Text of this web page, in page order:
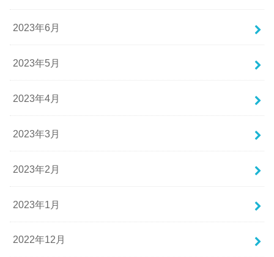
2023年6月
2023年5月
2023年4月
2023年3月
2023年2月
2023年1月
2022年12月